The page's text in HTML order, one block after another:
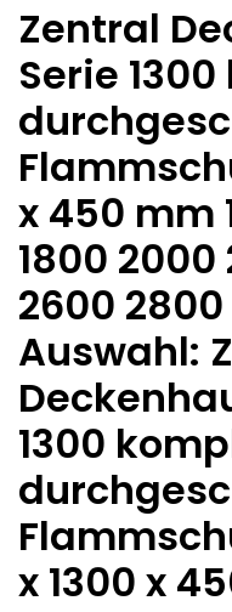
Zentral
Serie
x 450 mm
1800
2600
Auswahl:
1300
x 1300 x